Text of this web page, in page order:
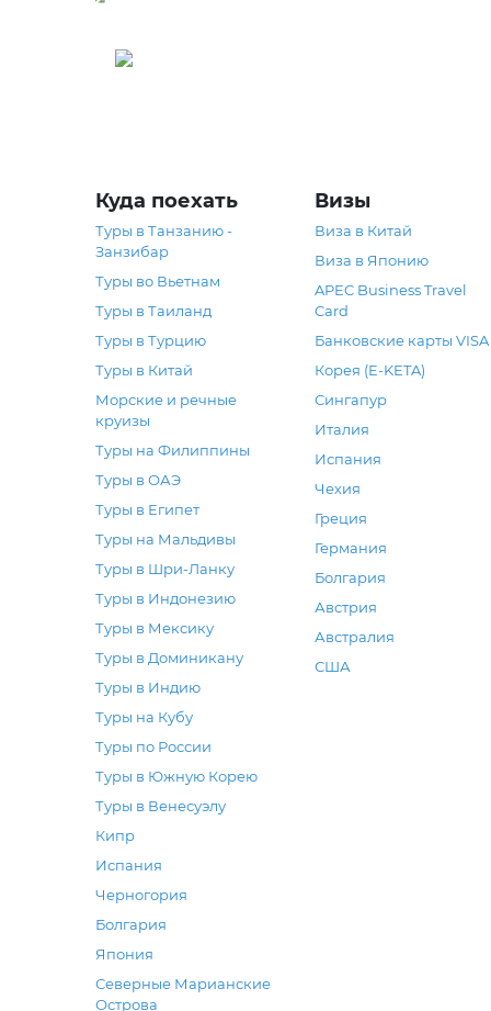
Куда поехать
Туры в Танзанию -
Занзибар
Туры во Вьетнам
Туры в Таиланд
Туры в Турцию
Туры в Китай
Морские и речные
круизы
Туры на Филиппины
Туры в ОАЭ
Туры в Египет
Туры на Мальдивы
Туры в Шри-Ланку
Туры в Индонезию
Туры в Мексику
Туры в Доминикану
Туры в Индию
Туры на Кубу
Туры по России
Туры в Южную Корею
Туры в Венесуэлу
Кипр
Испания
Черногория
Болгария
Япония
Северные Марианские
Острова
Визы
Виза в Китай
Виза в Японию
APEC Business Travel
Card
Банковские карты VISA
Корея (E-KETA)
Сингапур
Италия
Испания
Чехия
Греция
Германия
Болгария
Австрия
Австралия
США